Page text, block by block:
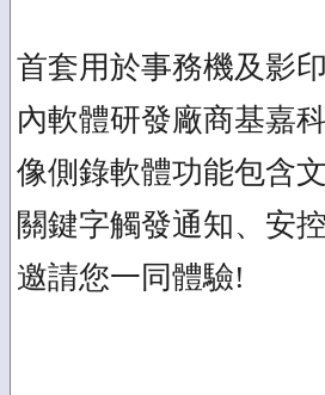
首套用於事務機及影
內軟體研發廠商基嘉
像側錄軟體功能包含
關鍵字觸發通知、安
邀請您一同體驗!